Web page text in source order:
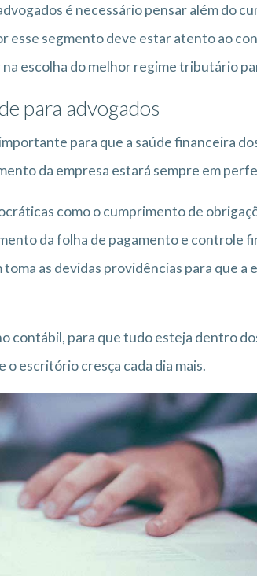
é necessário pensar além do
esse segmento deve estar atento ao
escolha do melhor regime tributário
para advogados
para que a saúde financeira
da empresa estará sempre em
como o cumprimento de
da folha de pagamento e controle
as devidas providências para que a
contábil, para que tudo esteja dentro
escritório cresça cada dia mais.